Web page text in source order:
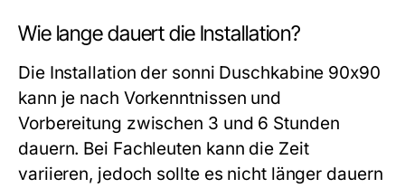
Wie lange dauert die Installation?
Die Installation der sonni Duschkabine 90x90
kann je nach Vorkenntnissen und
Vorbereitung zwischen 3 und 6 Stunden
dauern. Bei Fachleuten kann die Zeit
variieren, jedoch sollte es nicht länger dauern